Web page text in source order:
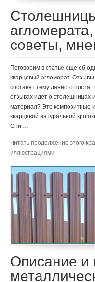
советы,
Поговорим в статье еще об
кварцевый агломерат.
составят тему данного
отзывах идет о столешницах
материал? Это композитные
кварцевой натуральной
Они …
Читать продолжение этого
иллюстрациями
Описание и